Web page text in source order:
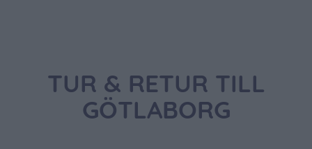
TUR & RETUR TILL
GÖTLABORG